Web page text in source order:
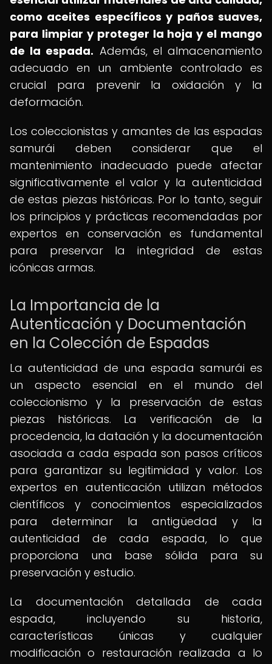
como aceites específicos y paños suaves,
para limpiar y proteger la hoja y el mango
de la espada. Además, el almacenamiento
adecuado en un ambiente controlado es
crucial para prevenir la oxidación y la
deformación.
Los coleccionistas y amantes de las espadas
samurái deben considerar que el
mantenimiento inadecuado puede afectar
significativamente el valor y la autenticidad
de estas piezas históricas. Por lo tanto, seguir
los principios y prácticas recomendadas por
expertos en conservación es fundamental
para preservar la integridad de estas
icónicas armas.
La Importancia de la
Autenticación y Documentación
en la Colección de Espadas
La autenticidad de una espada samurái es
un aspecto esencial en el mundo del
coleccionismo y la preservación de estas
piezas históricas. La verificación de la
procedencia, la datación y la documentación
asociada a cada espada son pasos críticos
para garantizar su legitimidad y valor. Los
expertos en autenticación utilizan métodos
científicos y conocimientos especializados
para determinar la antigüedad y la
autenticidad de cada espada, lo que
proporciona una base sólida para su
preservación y estudio.
La documentación detallada de cada
espada, incluyendo su historia,
características únicas y cualquier
modificación o restauración realizada a lo